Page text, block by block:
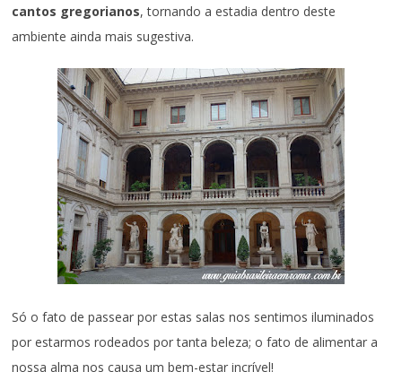
cantos gregorianos, tornando a estadia dentro deste
ambiente ainda mais sugestiva.
Só o fato de passear por estas salas nos sentimos iluminados
por estarmos rodeados por tanta beleza; o fato de alimentar a
nossa alma nos causa um bem-estar incrível!